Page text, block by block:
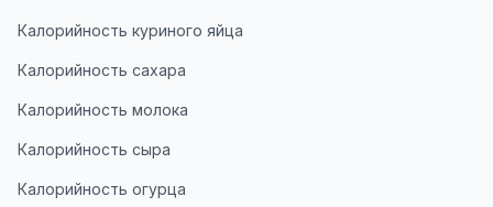
Калорийность куриного яйца
Калорийность сахара
Калорийность молока
Калорийность сыра
Калорийность огурца